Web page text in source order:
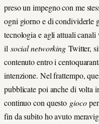
preso un impegno con me
ogni giorno e di condividerle
tecnologia e agli attuali
il social networking Twitter,
contenuto entro i
intenzione. Nel frattempo,
pubblicate poi anche di volta
continuo con questo giocoper
fin da subito ho avuto